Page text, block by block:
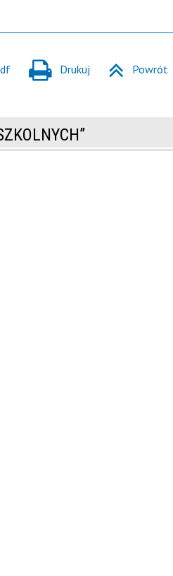
Drukuj Powrót